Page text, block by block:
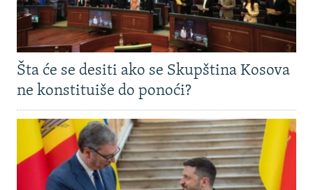
Šta će se desiti ako se Skupština Kosova
ne konstituiše do ponoći?